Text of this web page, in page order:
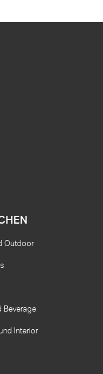
Outdoor
Beverage
Interior